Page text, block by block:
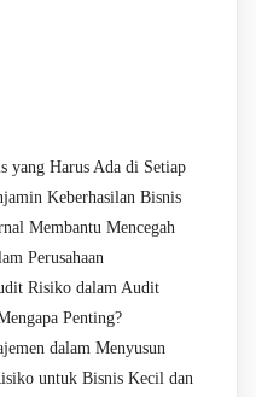
yang Harus Ada di Setiap
Keberhasilan Bisnis
Membantu Mencegah
Perusahaan
Risiko dalam Audit
Penting?
dalam Menyusun
untuk Bisnis Kecil dan